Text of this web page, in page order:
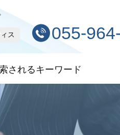
ス 055-
されるキーワード